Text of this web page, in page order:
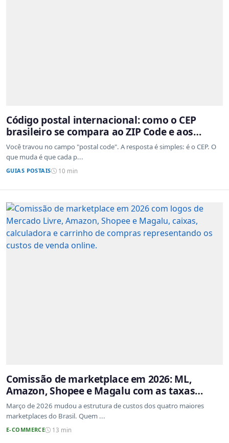
Código postal internacional: como o CEP
brasileiro se compara ao ZIP Code e aos
sistemas de outros países
Você travou no campo "postal code". A resposta é simples: é o CEP. O
que muda é que cada p...
GUIAS POSTAIS 10 min
Comissão de marketplace em 2026: ML,
Amazon, Shopee e Magalu com as taxas
atualizadas
Março de 2026 mudou a estrutura de custos dos quatro maiores
marketplaces do Brasil. Quem ...
E-COMMERCE 13 min